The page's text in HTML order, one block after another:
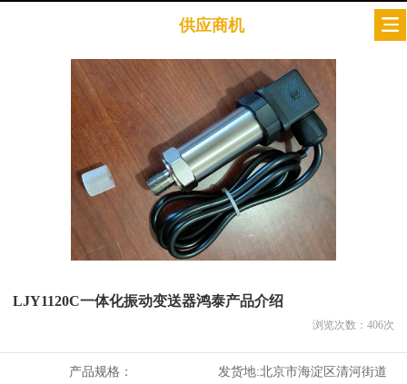
供应商机
LJY1120C一体化振动变送器鸿泰产品介绍
浏览次数： 406次
产品规格： 发货地:北京市海淀区清河街道